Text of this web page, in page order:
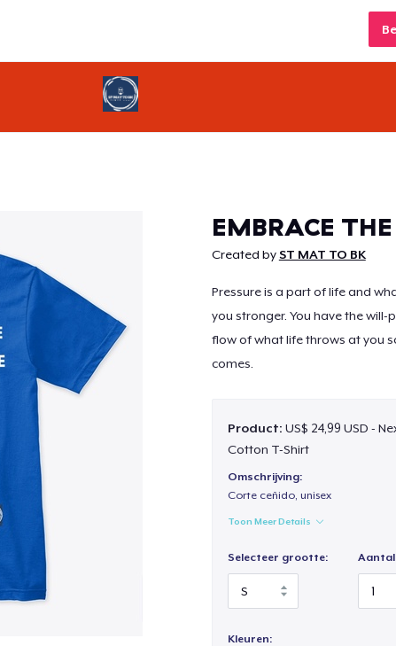
EMBRACE THE
Created byST MAT TO BK
Pressure is a part of life and
you stronger. You have the
flow of what life throws at you
comes.
Product: US$ 24,99 USD -
Cotton T-Shirt
Omschrijving:
Corte ceñido, unisex
Toon Meer Details
Selecteer grootte:
Kleuren: